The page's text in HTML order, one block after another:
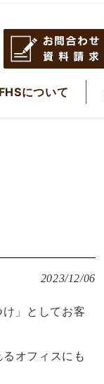
FHSについて
2023/12/06
」としてお客
オフィスにも